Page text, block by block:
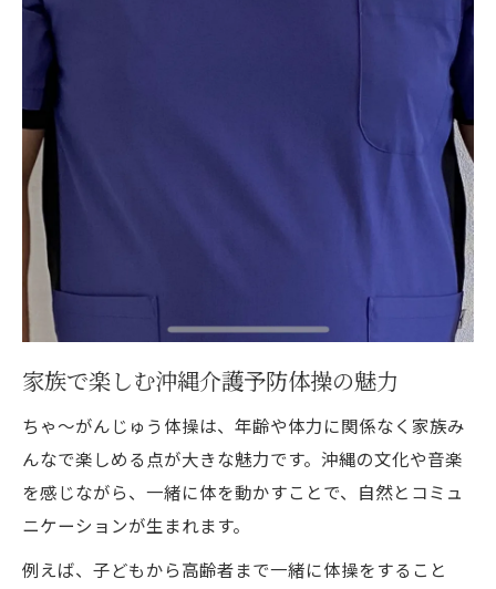
家族で楽しむ沖縄介護予防体操の魅力
ちゃ～がんじゅう体操は、年齢や体力に関係なく家族み
んなで楽しめる点が大きな魅力です。沖縄の文化や音楽
を感じながら、一緒に体を動かすことで、自然とコミュ
ニケーションが生まれます。
例えば、子どもから高齢者まで一緒に体操をすること